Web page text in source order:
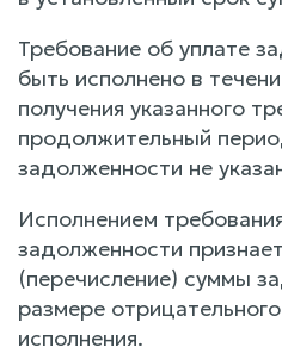
Требование об уплате
быть исполнено в
получения указанного
продолжительный
задолженности не
Исполнением
задолженности
(перечисление) суммы
размере
исполнения.